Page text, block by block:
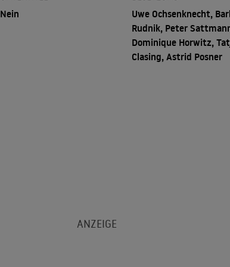
Nein
Uwe Ochsenknecht,
Rudnik, Peter
Dominique Horwitz,
Clasing, Astrid Posner